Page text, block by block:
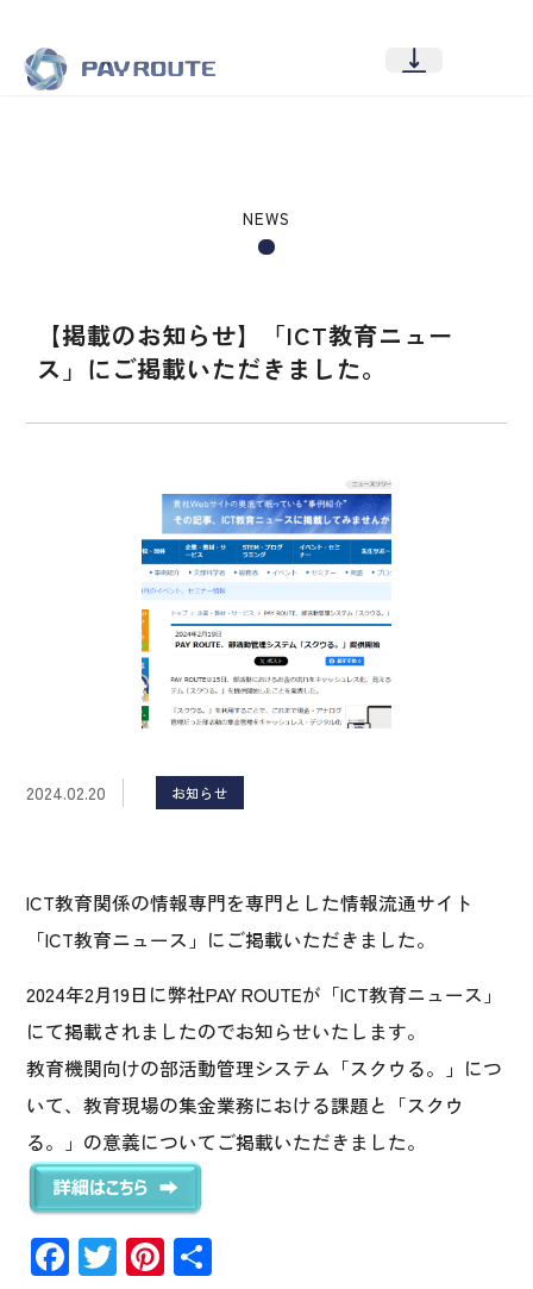
【掲載のお知らせ】「ICT教育ニュー
ス」にご掲載いただきました。
NEWS
2024.02.20 お知らせ
ICT教育関係の情報専門を専門とした情報流通サイト
「ICT教育ニュース」にご掲載いただきました。
2024年2月19日に弊社PAY ROUTEが「ICT教育ニュース」
にて掲載されましたのでお知らせいたします。
教育機関向けの部活動管理システム「スクウる。」につ
いて、教育現場の集金業務における課題と「スクウ
る。」の意義についてご掲載いただきました。
F T Pi